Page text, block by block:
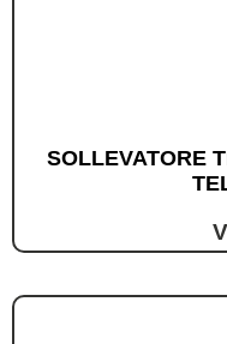
SOLLEVATORE